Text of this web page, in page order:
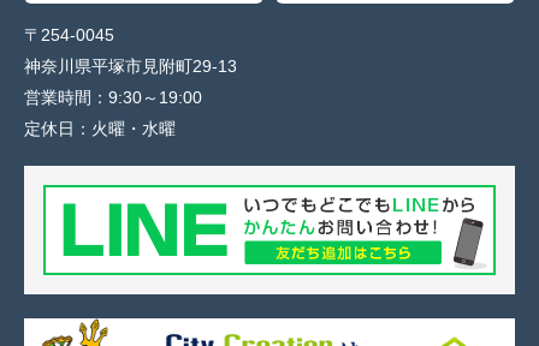
〒254-0045
神奈川県平塚市見附町29-13
営業時間： 9:30～19:00
定休日： 火曜・水曜